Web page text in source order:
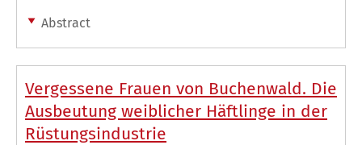
Abstract
Vergessene Frauen von Buchenwald. Die
Ausbeutung weiblicher Häftlinge in der
Rüstungsindustrie